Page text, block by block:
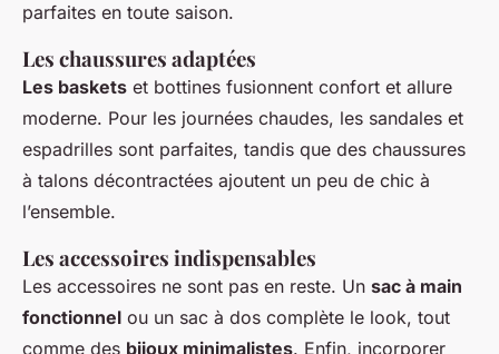
parfaites en toute saison.
Les chaussures adaptées
Les baskets et bottines fusionnent confort et allure
moderne. Pour les journées chaudes, les sandales et
espadrilles sont parfaites, tandis que des chaussures
à talons décontractées ajoutent un peu de chic à
l’ensemble.
Les accessoires indispensables
Les accessoires ne sont pas en reste. Un sac à main
fonctionnel ou un sac à dos complète le look, tout
comme des bijoux minimalistes. Enfin, incorporer